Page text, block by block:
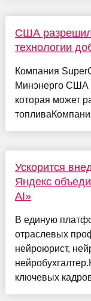
США
технологии
Компания
Минэнерго США
которая может
Ускорится
Яндекс
AI»
В единую
отраслевых
нейроюрист,
ключевых